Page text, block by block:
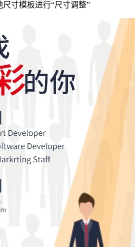
寸模板进行“尺寸调整”